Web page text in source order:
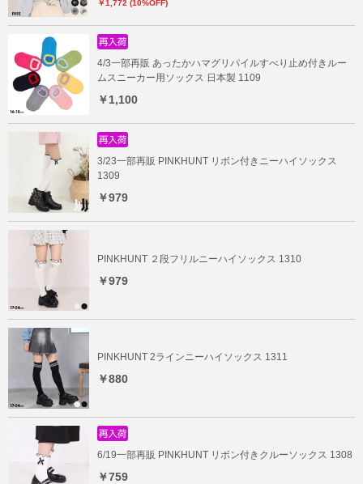
￥1,772 (10%OFF)
4/3一部再販 あったかハマグリパイルすべり止め付きルー
ムスニーカー用ソックス 日本製 1109
￥1,100
3/23一部再販 PINKHUNT リボン付きニーハイソックス
1309
￥979
PINKHUNT ２段フリルニーハイソックス 1310
￥979
PINKHUNT 2ラインニーハイソックス 1311
￥880
6/19一部再販 PINKHUNT リボン付きクルーソックス 1308
￥759